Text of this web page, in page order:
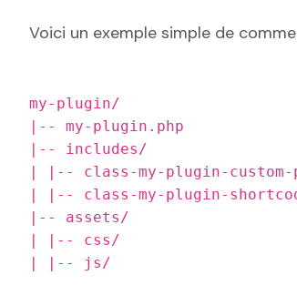
Voici un exemple simple de
my-plugin/
|-- my-plugin.php
|-- includes/
| |-- class-my-plugin-custom-
| |-- class-my-plugin-
|-- assets/
| |-- css/
| |-- js/